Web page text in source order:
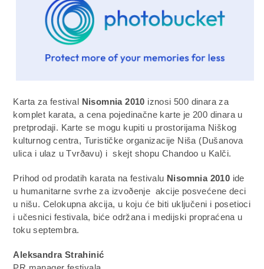
Karta za festival Nisomnia 2010 iznosi 500 dinara za
komplet karata, a cena pojedinačne karte je 200 dinara u
pretprodaji. Karte se mogu kupiti u prostorijama Niškog
kulturnog centra, Turističke organizacije Niša (Dušanova
ulica i ulaz u Tvrðavu) i skejt shopu Chandoo u Kalči.
Prihod od prodatih karata na festivalu Nisomnia 2010 ide
u humanitarne svrhe za izvoðenje akcije posvećene deci
u nišu. Celokupna akcija, u koju će biti uključeni i posetioci
i učesnici festivala, biće održana i medijski propraćena u
toku septembra.
Aleksandra Strahinić